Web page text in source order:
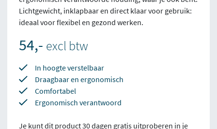
Lichtgewicht, inklapbaar en direct klaar voor gebruik:
ideaal voor flexibel en gezond werken.
54,- excl btw
In hoogte verstelbaar
Draagbaar en ergonomisch
Comfortabel
Ergonomisch verantwoord
Je kunt dit product 30 dagen gratis uitproberen in je